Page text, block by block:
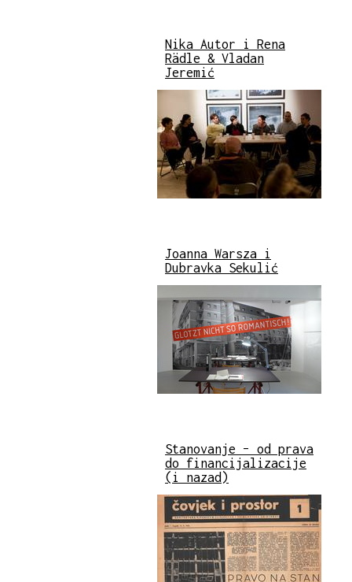
Nika Autor i Rena
Rädle & Vladan
Jeremić
Joanna Warsza i
Dubravka Sekulić
Stanovanje – od prava
do financijalizacije
(i nazad)